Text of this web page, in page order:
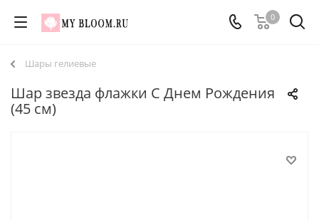
0
Шары гелиевые
Шар звезда флажки С Днем Рождения
(45 см)